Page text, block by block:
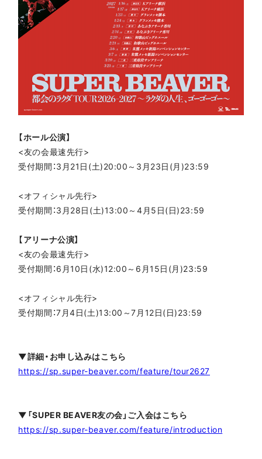
【ホール公演】
<友の会最速先行>
受付期間：3月21日(土)20:00～3月23日(月)23:59
<オフィシャル先行>
受付期間：3月28日(土)13:00～4月5日(日)23:59
【アリーナ公演】
<友の会最速先行>
受付期間：6月10日(水)12:00～6月15日(月)23:59
<オフィシャル先行>
受付期間：7月4日(土)13:00～7月12日(日)23:59
▼詳細・お申し込みはこちら
https://sp.super-beaver.com/feature/tour2627
▼「SUPER BEAVER友の会」ご入会はこちら
https://sp.super-beaver.com/feature/introduction